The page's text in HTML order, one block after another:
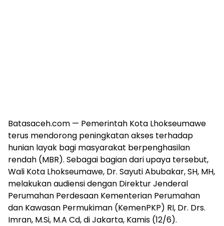
Batasaceh.com — Pemerintah Kota Lhokseumawe
terus mendorong peningkatan akses terhadap
hunian layak bagi masyarakat berpenghasilan
rendah (MBR). Sebagai bagian dari upaya tersebut,
Wali Kota Lhokseumawe, Dr. Sayuti Abubakar, SH, MH,
melakukan audiensi dengan Direktur Jenderal
Perumahan Perdesaan Kementerian Perumahan
dan Kawasan Permukiman (KemenPKP) RI, Dr. Drs.
Imran, M.Si, M.A Cd, di Jakarta, Kamis (12/6).